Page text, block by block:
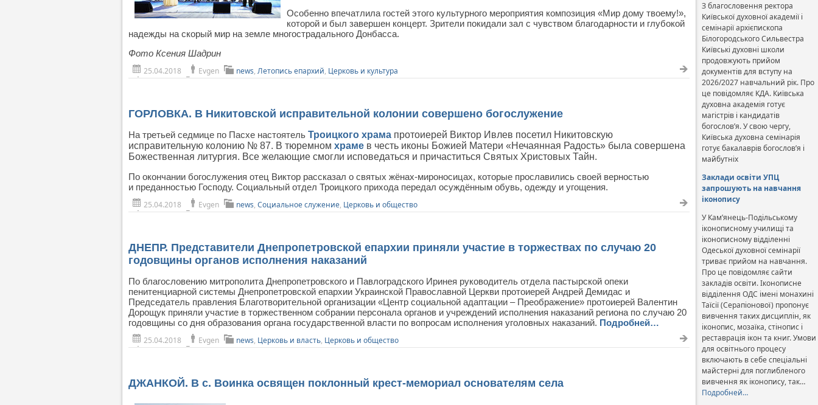
Особенно впечатлила гостей этого культурного мероприятия композиция «Мир дому твоему!»,
которой и был завершен концерт. Зрители покидали зал с чувством благодарности и глубокой
надежды на скорый мир на земле многострадального Донбасса.
Фото Ксения Шадрин
25.04.2018
Evgen news, Летопись епархий, Церковь и культура
ГОРЛОВКА. В Никитовской исправительной колонии совершено богослужение
На третьей седмице по Пасхе настоятель Троицкого храма протоиерей Виктор Ивлев посетил Никитовскую
исправительную колонию № 87. В тюремном храме в честь иконы Божией Матери «Нечаянная Радость» была совершена
Божественная литургия. Все желающие смогли исповедаться и причаститься Святых Христовых Тайн.
По окончании богослужения отец Виктор рассказал о святых жёнах-мироносицах, которые прославились своей верностью
и преданностью Господу. Социальный отдел Троицкого прихода передал осуждённым обувь, одежду и угощения.
25.04.2018
Evgen news, Социальное служение, Церковь и общество
ДНЕПР. Представители Днепропетровской епархии приняли участие в торжествах по случаю 20
годовщины органов исполнения наказаний
По благословению митрополита Днепропетровского и Павлоградского Иринея руководитель отдела пастырской опеки
пенитенциарной системы Днепропетровской епархии Украинской Православной Церкви протоиерей Андрей Демидас и
Председатель правления Благотворительной организации «Центр социальной адаптации – Преображение» протоиерей Валентин
Дорощук приняли участие в торжественном собрании персонала органов и учреждений исполнения наказаний региона по случаю 20
годовщины со дня образования органа государственной власти по вопросам исполнения уголовных наказаний. Подробней…
25.04.2018
Evgen news, Церковь и власть, Церковь и общество
ДЖАНКОЙ. В с. Воинка освящен поклонный крест-мемориал основателям села
З благословення ректора
Київської духовної академії і
семінарії архієпископа
Білогородського Сильвестра
Київські духовні школи
продовжують прийом
документів для вступу на
2026/2027 навчальний рік. Про
це повідомляє КДА. Київська
духовна академія готує
магістрів і кандидатів
богослов’я. У свою чергу,
Київська духовна семінарія
готує бакалаврів богослов’я і
майбутніх
Заклади освіти УПЦ
запрошують на навчання
іконопису
У Кам’янець-Подільському
іконописному училищі та
іконописному відділенні
Одеської духовної семінарії
триває прийом на навчання.
Про це повідомляє сайти
закладів освіти. Іконописне
відділення ОДС імені монахині
Таїсії (Серапіонової) пропонує
вивчення таких дисциплін, як
іконопис, мозаїка, стінопис і
реставрація ікон та книг. Умови
для освітнього процесу
включають в себе спеціальні
майстерні для поглибленого
вивчення як іконопису, так…
Подробней…